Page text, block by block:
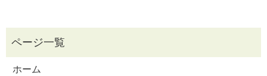
ホーム